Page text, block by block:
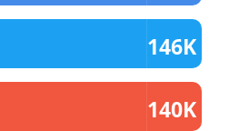
146K
140K